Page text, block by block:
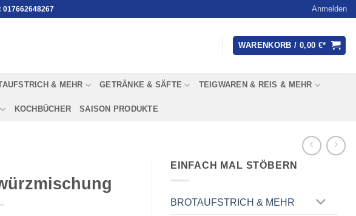
Anmelden
WARENKORB / 0,00 €
& MEHR GETRÄNKE & SÄFTE TEIGWAREN & REIS & MEHR
KOCHBÜCHER SAISON PRODUKTE
EINFACH MAL STÖBERN
BROTAUFSTRICH & MEHR